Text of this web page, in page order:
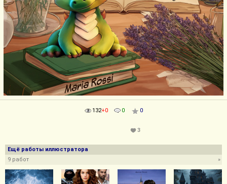
132+0 0 0
3
Ещё работы иллюстратора
»
9 работ